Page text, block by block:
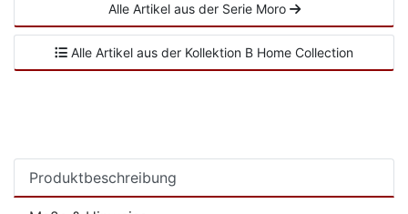
Alle Artikel aus der Serie Moro
Alle Artikel aus der Kollektion B Home Collection
Produktbeschreibung